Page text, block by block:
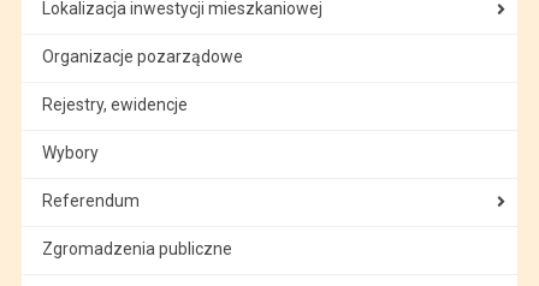
Lokalizacja inwestycji mieszkaniowej
Organizacje pozarządowe
Rejestry, ewidencje
Wybory
Referendum
Zgromadzenia publiczne